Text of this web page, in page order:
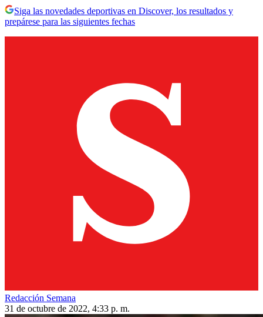
Siga las novedades deportivas en Discover, los resultados y
prepárese para las siguientes fechas
Redacción Semana
31 de octubre de 2022, 4:33 p. m.